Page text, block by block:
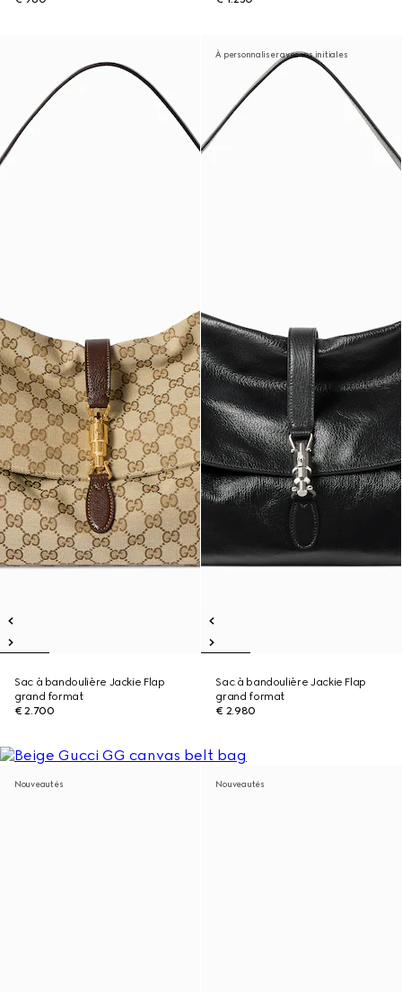
Sac à bandoulière Jackie Flap
grand format
€ 2.700
À personnaliser avec vos initiales
Sac à bandoulière Jackie Flap
grand format
€ 2.980
Nouveautés Nouveautés